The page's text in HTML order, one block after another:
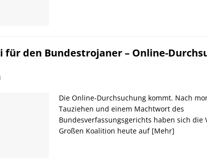
für den Bundestrojaner – Online-
Die Online-Durchsuchung kommt. Nach
Tauziehen und einem Machtwort des
Bundesverfassungsgerichts haben sich die
Großen Koalition heute auf [Mehr]